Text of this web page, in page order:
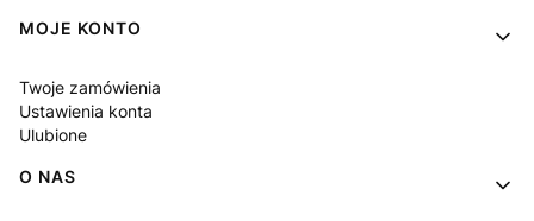
MOJE KONTO
Twoje zamówienia
Ustawienia konta
Ulubione
O NAS